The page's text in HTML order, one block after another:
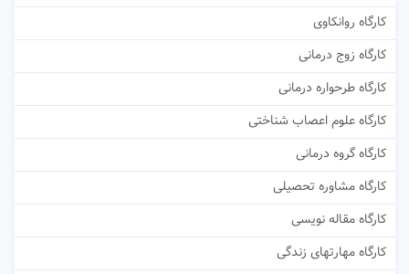
کارگاه روانکاوی
کارگاه زوج درمانی
کارگاه طرحواره درمانی
کارگاه علوم اعصاب شناختی
کارگاه گروه درمانی
کارگاه مشاوره تحصیلی
کارگاه مقاله نویسی
کارگاه مهارتهای زندگی